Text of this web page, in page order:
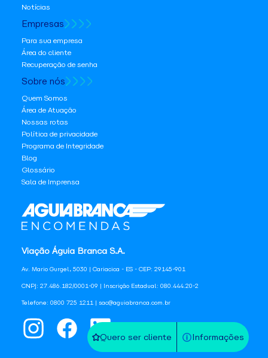
Quero ser cliente Informações
Viação Águia Branca S.A.
Av. Mario Gurgel, 5030 | Cariacica - ES - CEP: 29145-901
CNPJ: 27.486.182/0001-09 | Inscrição Estadual: 080.444.20-2
Telefone: 0800 725 1211 | sac@aguiabranca.com.br
Notícias
Empresas
Para sua empresa
Área do cliente
Recuperação de senha
Sobre nós
Quem Somos
Área de Atuação
Nossas rotas
Política de privacidade
Programa de Integridade
Blog
Glossário
Sala de Imprensa